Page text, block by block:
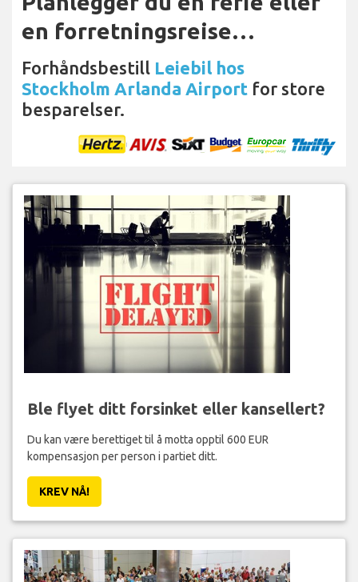
en forretningsreise…
Forhåndsbestill Leiebil hos
Stockholm Arlanda Airport for store
besparelser.
Ble flyet ditt forsinket eller kansellert?
Du kan være berettiget til å motta opptil 600 EUR
kompensasjon per person i partiet ditt.
KREV NÅ!